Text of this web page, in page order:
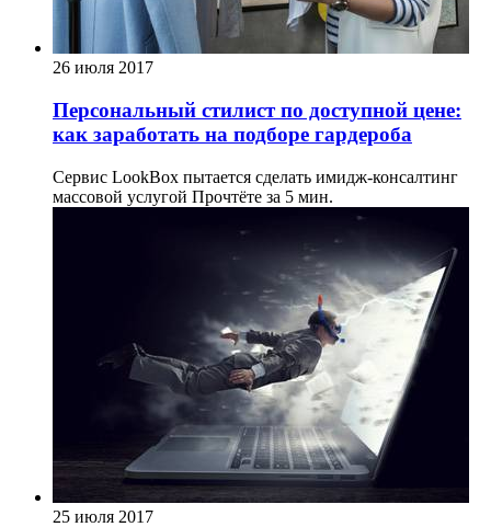
26 июля 2017
Персональный стилист по доступной цене:
как заработать на подборе гардероба
Сервис LookBox пытается сделать имидж-консалтинг
массовой услугой Прочтёте за 5 мин.
25 июля 2017